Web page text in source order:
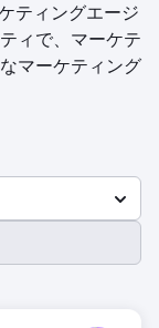
ティングエージ
ィで、マーケテ
マーケティング